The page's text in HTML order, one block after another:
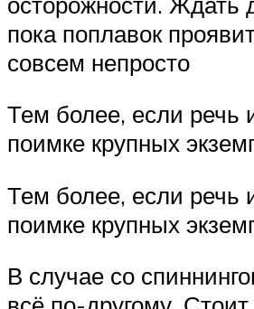
пока поплавок
совсем непросто
Тем более, если речь
поимке крупных
Тем более, если речь
поимке крупных
В случае со